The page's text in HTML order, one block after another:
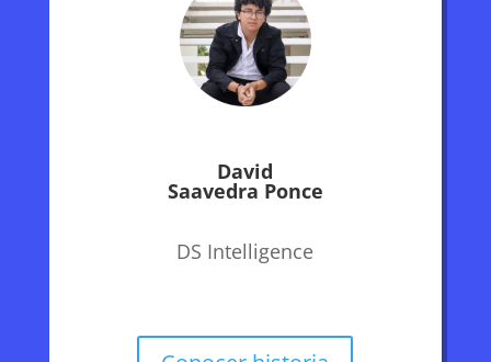
David
Saavedra Ponce
DS Intelligence